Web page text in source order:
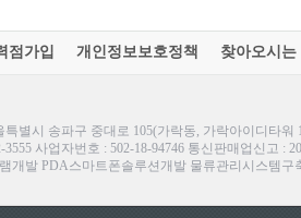
점가입 개인정보보호정책 찾아오시는
별시 송파구 중대로 105(가락동, 가락아이디타워
3555 사업자번호 : 502-18-94746 통신판매업신고 :
개발 PDA스마트폰솔루션개발 물류관리시스템구